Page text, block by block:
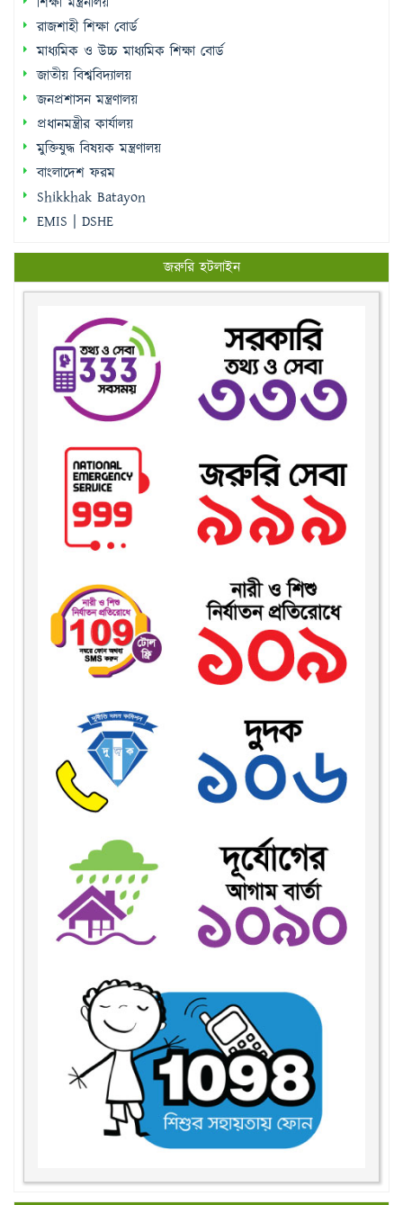
রাজশাহী শিক্ষা বোর্ড
মাধ্যমিক ও উচ্চ মাধ্যমিক শিক্ষা বোর্ড
জাতীয় বিশ্ববিদ্যালয়
জনপ্রশাসন মন্ত্রণালয়
প্রধানমন্ত্রীর কার্যালয়
মুক্তিযুদ্ধ বিষয়ক মন্ত্রণালয়
বাংলাদেশ ফরম
Shikkhak Batayon
EMIS | DSHE
জরুরি হটলাইন